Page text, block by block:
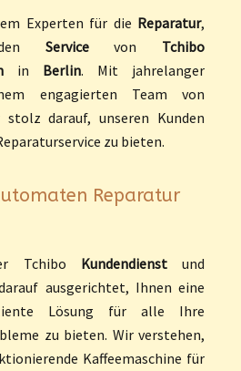
Experten für die Reparatur,
Servicevon Tchibo
in Berlin. Mit jahrelanger
engagierten Team von
darauf, unseren Kunden
zu bieten.
Reparatur
Tchibo Kundendienstund
ausgerichtet, Ihnen eine
Lösung für alle Ihre
zu bieten. Wir verstehen,
Kaffeemaschine für